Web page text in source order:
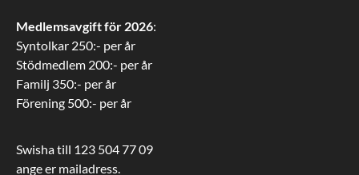
Medlemsavgift för 2026:
Syntolkar 250:- per år
Stödmedlem 200:- per år
Familj 350:- per år
Förening 500:- per år
Swisha till 123 504 77 09
ange er mailadress.